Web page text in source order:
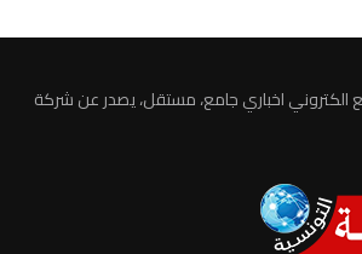
الكتروني اخباري جامع، مستقل، يصدر عن شركة